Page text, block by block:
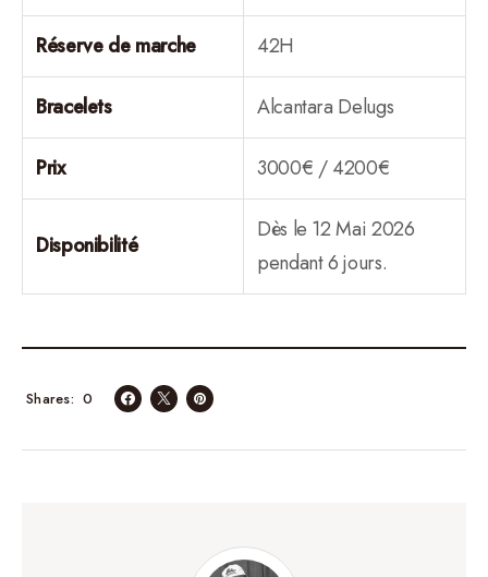
Réserve de marche 42H
Bracelets Alcantara Delugs
Prix 3000€ / 4200€
Disponibilité
Dès le 12 Mai 2026
pendant 6 jours.
0
Shares